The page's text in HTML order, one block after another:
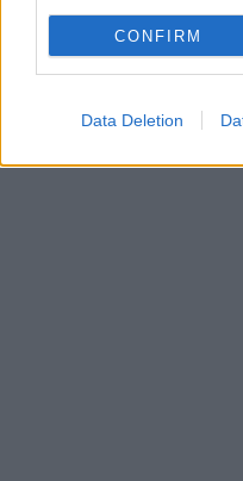
CONFIRM
Data Deletion